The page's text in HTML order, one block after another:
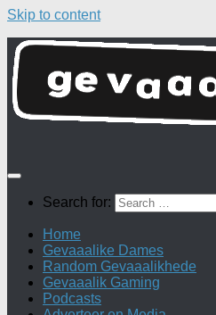
Skip to content
Search for:
Home
Gevaaalike Dames
Random Gevaaalikhede
Gevaaalik Gaming
Podcasts